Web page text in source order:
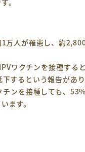
。
万人が罹患し、約
ワクチンを接種する
するという報告があ
チンを接種しても、
ます。